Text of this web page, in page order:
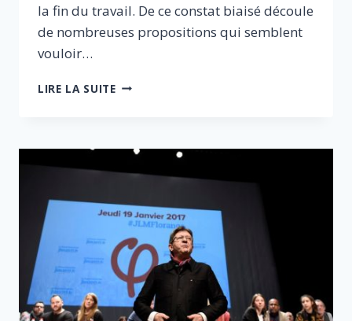
la fin du travail. De ce constat biaisé découle
de nombreuses propositions qui semblent
vouloir…
LIRE LA SUITEFIN
LA
RÉALISATRICE
DE
HAMON